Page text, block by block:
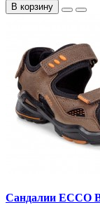
В корзину
Сандалии ECCO